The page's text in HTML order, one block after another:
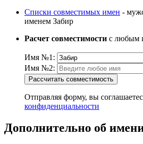
Списки совместимых имен -
именем Забир
Расчет совместимости с любым
Имя №1:
Имя №2:
Рассчитать совместимость
Отправляя форму, вы
конфиденциальности
Дополнительно об